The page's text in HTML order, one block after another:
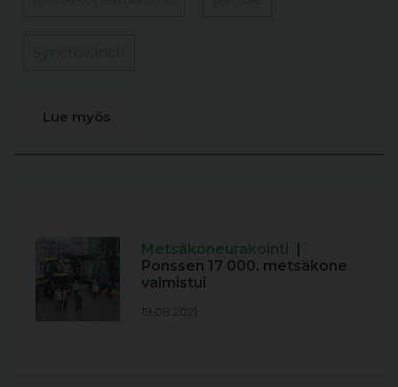
Lue myös
Metsäkoneurakointi |
Ponssen 17 000. metsäkone
valmistui
19.08.2021